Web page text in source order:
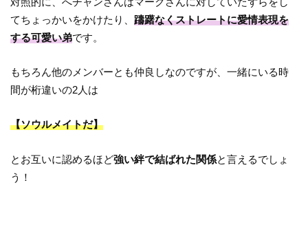
てちょっかいをかけたり、躊躇なくストレートに愛情表現を
する可愛い弟です。
もちろん他のメンバーとも仲良しなのですが、一緒にいる時
間が桁違いの2人は
【ソウルメイトだ】
とお互いに認めるほど強い絆で結ばれた関係と言えるでしょ
う！